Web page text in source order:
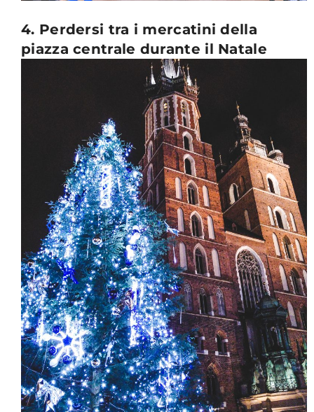
4. Perdersi tra i mercatini della
piazza centrale durante il Natale